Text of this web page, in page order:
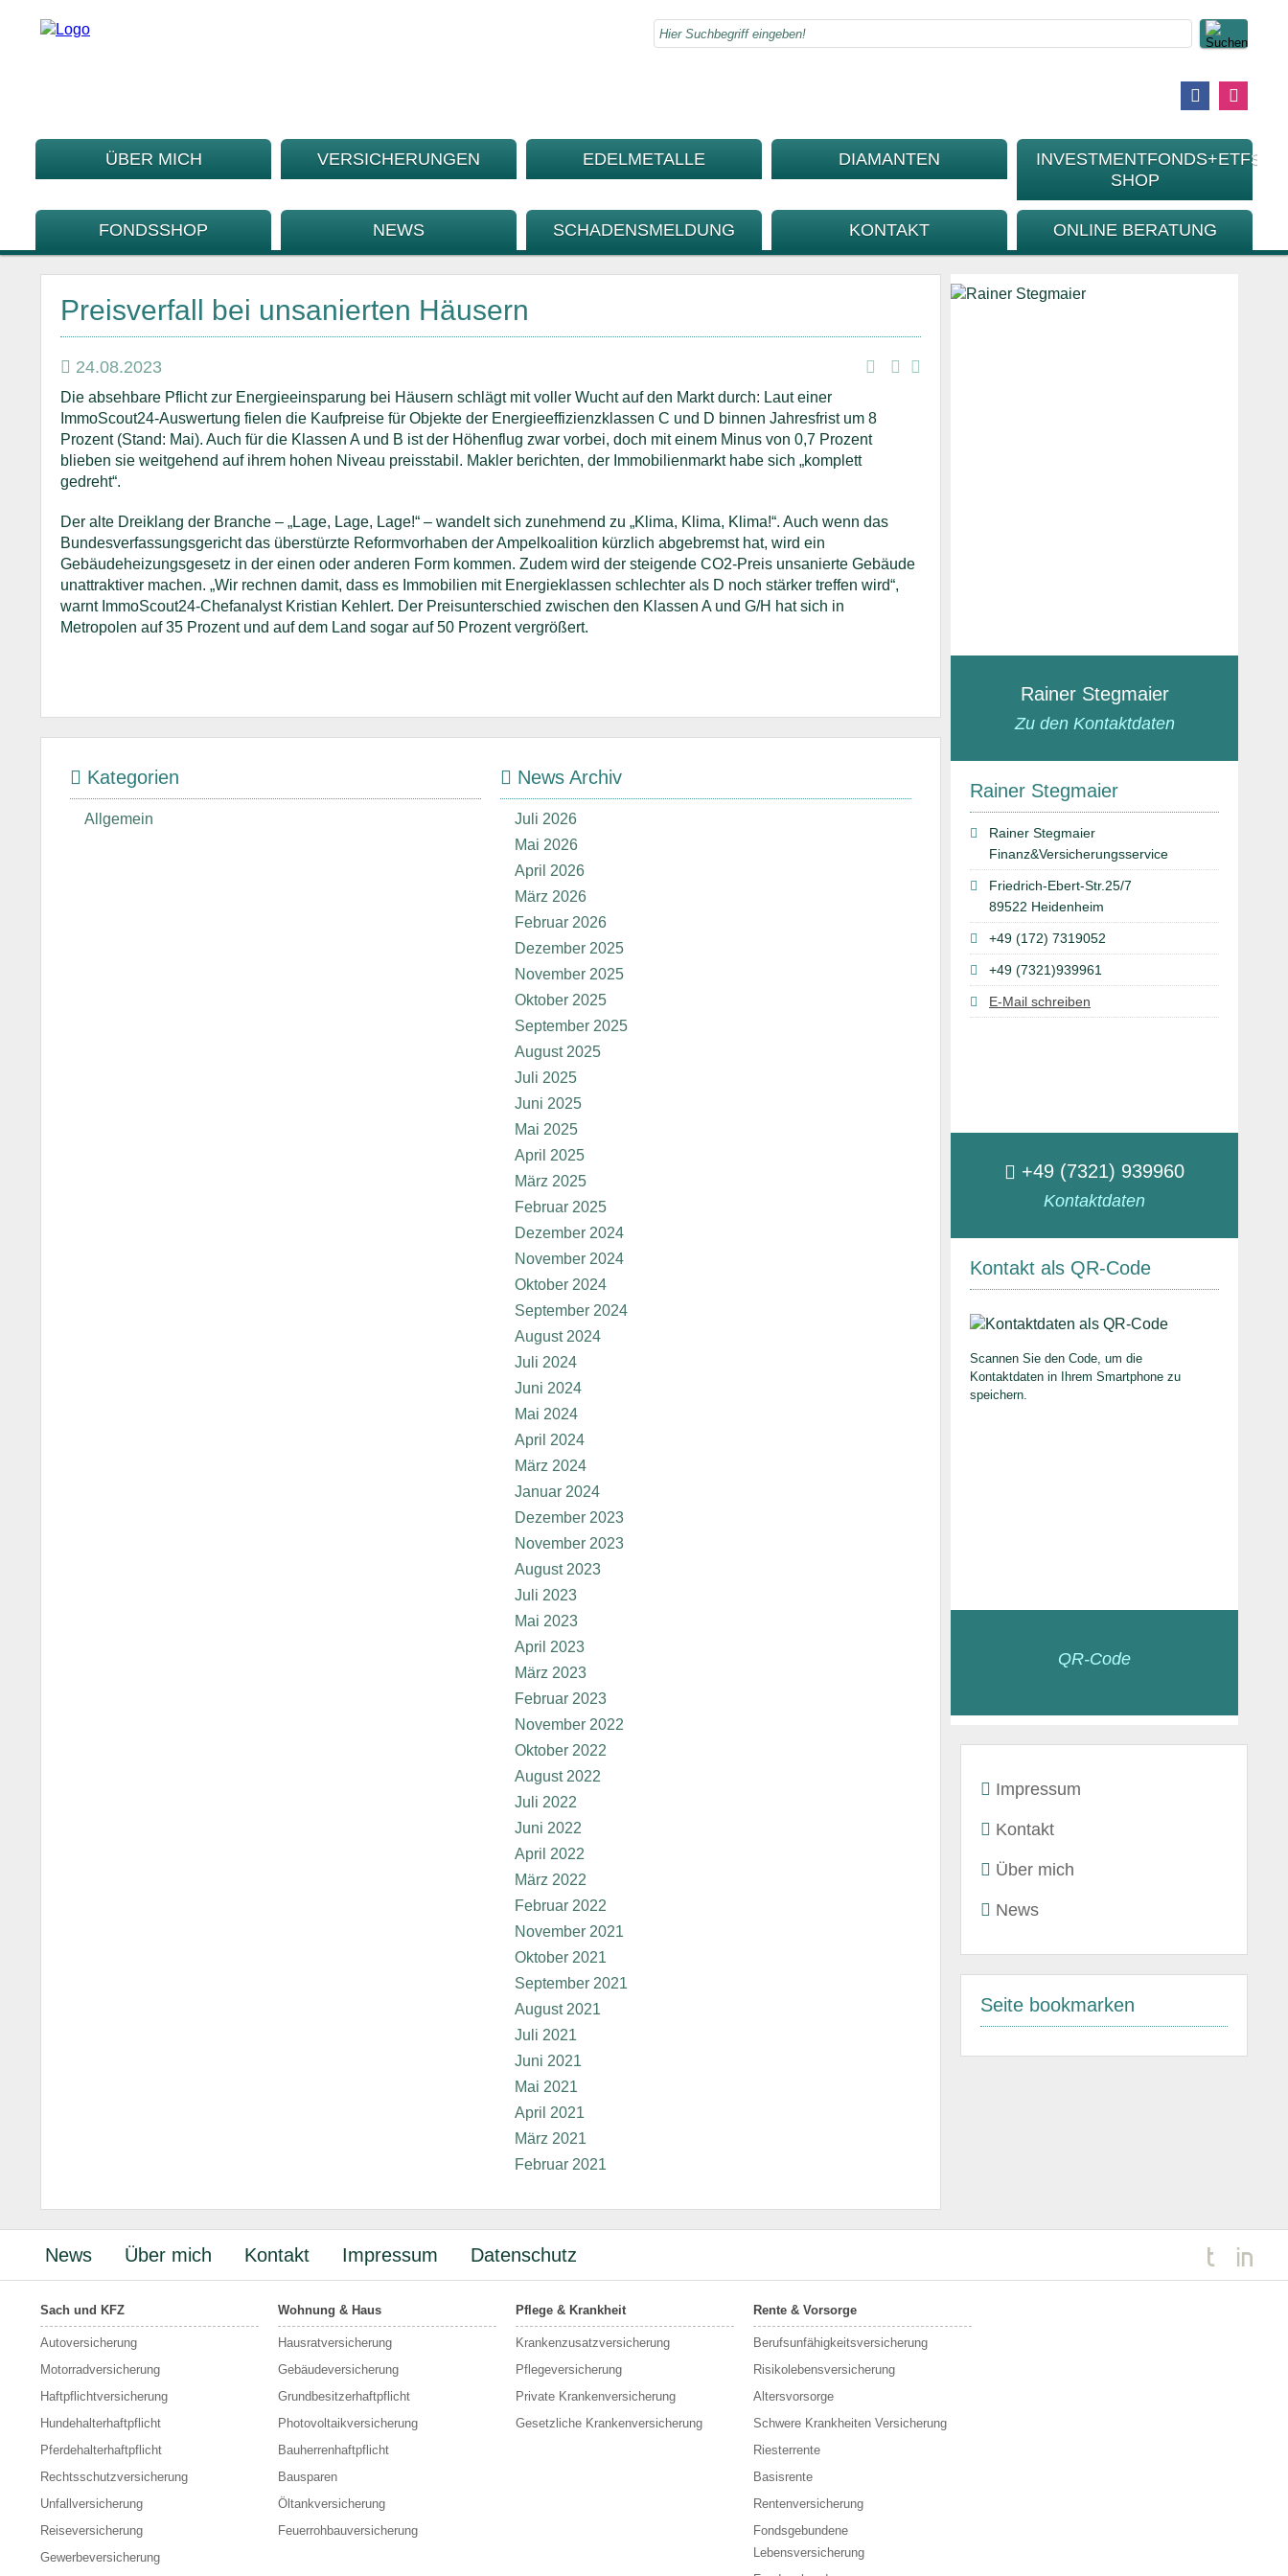
ÜBER MICH VERSICHERUNGEN EDELMETALLE DIAMANTEN
INVESTMENTFONDS+ETFS-
SHOP
FONDSSHOP NEWS SCHADENSMELDUNG KONTAKT ONLINE BERATUNG
Rainer Stegmaier
Zu den Kontaktdaten
Rainer Stegmaier
Rainer Stegmaier
Finanz&Versicherungsservice
Friedrich-Ebert-Str.25/7
89522 Heidenheim
+49 (172) 7319052
+49 (7321)939961
E-Mail schreiben
+49 (7321) 939960
Kontaktdaten
Kontakt als QR-Code
Scannen Sie den Code, um die
Kontaktdaten in Ihrem Smartphone zu
speichern.
QR-Code
Impressum
Kontakt
Über mich
News
Seite bookmarken
Preisverfall bei unsanierten Häusern
24.08.2023
Die absehbare Pflicht zur Energieeinsparung bei Häusern schlägt mit voller Wucht auf den Markt durch: Laut einer
ImmoScout24-Auswertung fielen die Kaufpreise für Objekte der Energieeffizienzklassen C und D binnen Jahresfrist um 8
Prozent (Stand: Mai). Auch für die Klassen A und B ist der Höhenflug zwar vorbei, doch mit einem Minus von 0,7 Prozent
blieben sie weitgehend auf ihrem hohen Niveau preisstabil. Makler berichten, der Immobilienmarkt habe sich „komplett
gedreht“.
Der alte Dreiklang der Branche – „Lage, Lage, Lage!“ – wandelt sich zunehmend zu „Klima, Klima, Klima!“. Auch wenn das
Bundesverfassungsgericht das überstürzte Reformvorhaben der Ampelkoalition kürzlich abgebremst hat, wird ein
Gebäudeheizungsgesetz in der einen oder anderen Form kommen. Zudem wird der steigende CO2-Preis unsanierte Gebäude
unattraktiver machen. „Wir rechnen damit, dass es Immobilien mit Energieklassen schlechter als D noch stärker treffen wird“,
warnt ImmoScout24-Chefanalyst Kristian Kehlert. Der Preisunterschied zwischen den Klassen A und G/H hat sich in
Metropolen auf 35 Prozent und auf dem Land sogar auf 50 Prozent vergrößert.
Kategorien
Allgemein
News Archiv
Juli 2026
Mai 2026
April 2026
März 2026
Februar 2026
Dezember 2025
November 2025
Oktober 2025
September 2025
August 2025
Juli 2025
Juni 2025
Mai 2025
April 2025
März 2025
Februar 2025
Dezember 2024
November 2024
Oktober 2024
September 2024
August 2024
Juli 2024
Juni 2024
Mai 2024
April 2024
März 2024
Januar 2024
Dezember 2023
November 2023
August 2023
Juli 2023
Mai 2023
April 2023
März 2023
Februar 2023
November 2022
Oktober 2022
August 2022
Juli 2022
Juni 2022
April 2022
März 2022
Februar 2022
November 2021
Oktober 2021
September 2021
August 2021
Juli 2021
Juni 2021
Mai 2021
April 2021
März 2021
Februar 2021
News Über mich Kontakt Impressum Datenschutz
Sach und KFZ
Autoversicherung
Motorradversicherung
Haftpflichtversicherung
Hundehalterhaftpflicht
Pferdehalterhaftpflicht
Rechtsschutzversicherung
Unfallversicherung
Reiseversicherung
Gewerbeversicherung
Wohnung & Haus
Hausratversicherung
Gebäudeversicherung
Grundbesitzerhaftpflicht
Photovoltaikversicherung
Bauherrenhaftpflicht
Bausparen
Öltankversicherung
Feuerrohbauversicherung
Pflege & Krankheit
Krankenzusatzversicherung
Pflegeversicherung
Private Krankenversicherung
Gesetzliche Krankenversicherung
Rente & Vorsorge
Berufs­unfähigkeitsversicherung
Risikolebensversicherung
Altersvorsorge
Schwere Krankheiten Versicherung
Riesterrente
Basisrente
Rentenversicherung
Fondsgebundene
Lebensversicherung